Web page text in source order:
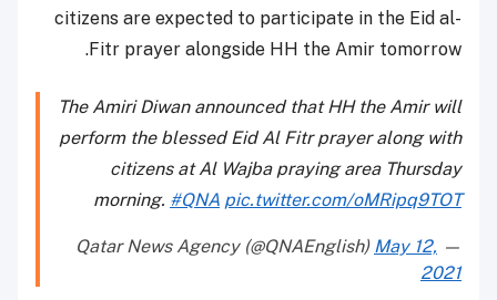
citizens are expected to participate in the Eid al-
Fitr prayer alongside HH the Amir tomorrow.
The Amiri Diwan announced that HH the Amir will
perform the blessed Eid Al Fitr prayer along with
citizens at Al Wajba praying area Thursday
morning. #QNA pic.twitter.com/oMRipq9TOT
— Qatar News Agency (@QNAEnglish)
May 12,
2021